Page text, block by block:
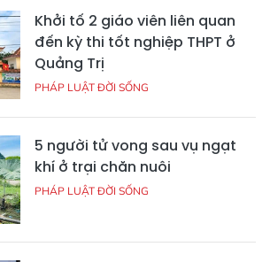
Khởi tố 2 giáo viên liên quan
đến kỳ thi tốt nghiệp THPT ở
Quảng Trị
PHÁP LUẬT ĐỜI SỐNG
5 người tử vong sau vụ ngạt
khí ở trại chăn nuôi
PHÁP LUẬT ĐỜI SỐNG